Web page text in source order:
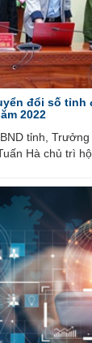
đổi số
2022
tỉnh,
Hà chủ trì